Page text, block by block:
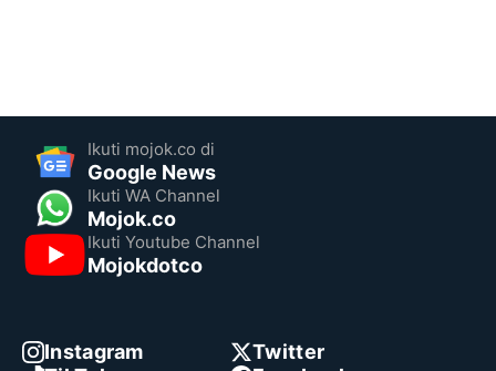
Ikuti mojok.co di
Google News
Ikuti WA Channel
Mojok.co
Ikuti Youtube Channel
Mojokdotco
Instagram
Twitter